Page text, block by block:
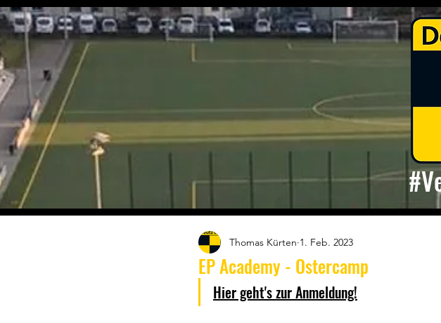
EP Academy - Ostercamp
Thomas Kürten 1. Feb. 2023
Hier geht's zur Anmeldung!